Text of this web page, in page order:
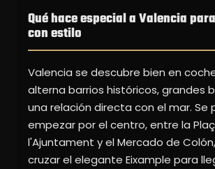
Qué hace especial a Valencia
con estilo
Valencia se descubre bien en
alterna barrios históricos, grandes
una relación directa con el mar. Se
empezar por el centro, entre la
l'Ajuntament y el Mercado de
cruzar el elegante Eixample para